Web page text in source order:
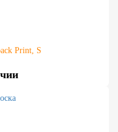
Print, S